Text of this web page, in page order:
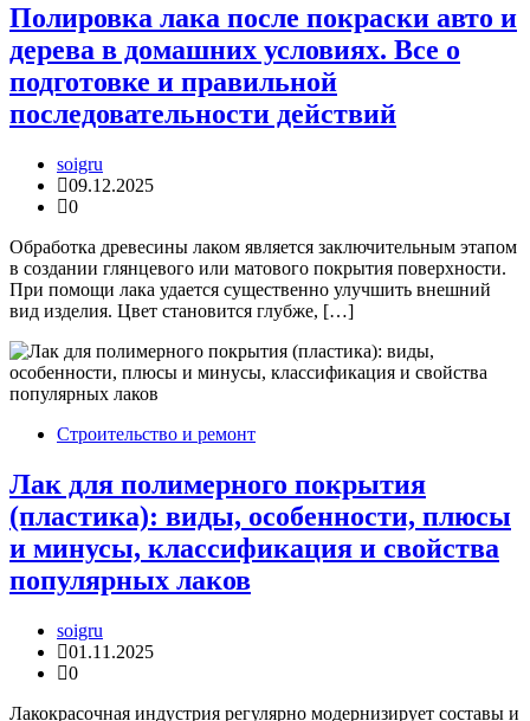
Полировка лака после покраски авто и
дерева в домашних условиях. Все о
подготовке и правильной
последовательности действий
soigru
09.12.2025
0
Обработка древесины лаком является заключительным этапом
в создании глянцевого или матового покрытия поверхности.
При помощи лака удается существенно улучшить внешний
вид изделия. Цвет становится глубже, […]
Строительство и ремонт
Лак для полимерного покрытия
(пластика): виды, особенности, плюсы
и минусы, классификация и свойства
популярных лаков
soigru
01.11.2025
0
Лакокрасочная индустрия регулярно модернизирует составы и